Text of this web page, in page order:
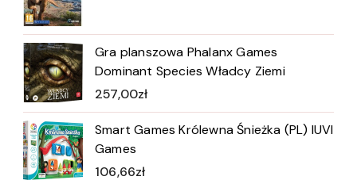
Gra planszowa Phalanx Games
Dominant Species Władcy Ziemi
257,00zł
Smart Games Królewna Śnieżka (PL) IUVI
Games
106,66zł